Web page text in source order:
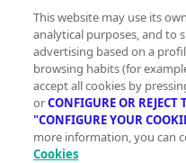
consultando nuestra
He leído y acepto la
Usuarios
He leído y acepto las
This website may use its
analytical purposes, and to
advertising based on a
browsing habits (for
accept all cookies by
orCONFIGURE OR REJECT
"CONFIGURE YOUR
more information, you can
Cookies